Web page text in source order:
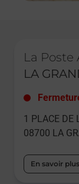
La
LA
1 PLACE DE
08700 LA
En savoir plus